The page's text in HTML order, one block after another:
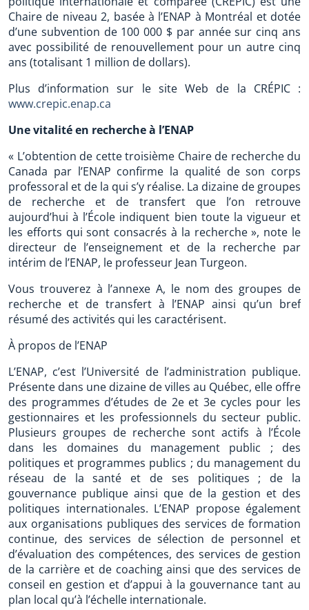
Chaire de niveau 2, basée à l’ENAP à Montréal et dotée
d’une subvention de 100 000 $ par année sur cinq ans
avec possibilité de renouvellement pour un autre cinq
ans (totalisant 1 million de dollars).
Plus d’information sur le site Web de la CRÉPIC :
www.crepic.enap.ca
Une vitalité en recherche à l’ENAP
« L’obtention de cette troisième Chaire de recherche du
Canada par l’ENAP confirme la qualité de son corps
professoral et de la qui s’y réalise. La dizaine de groupes
de recherche et de transfert que l’on retrouve
aujourd’hui à l’École indiquent bien toute la vigueur et
les efforts qui sont consacrés à la recherche », note le
directeur de l’enseignement et de la recherche par
intérim de l’ENAP, le professeur Jean Turgeon.
Vous trouverez à l’annexe A, le nom des groupes de
recherche et de transfert à l’ENAP ainsi qu’un bref
résumé des activités qui les caractérisent.
À propos de l’ENAP
L’ENAP, c’est l’Université de l’administration publique.
Présente dans une dizaine de villes au Québec, elle offre
des programmes d’études de 2e et 3e cycles pour les
gestionnaires et les professionnels du secteur public.
Plusieurs groupes de recherche sont actifs à l’École
dans les domaines du management public ; des
politiques et programmes publics ; du management du
réseau de la santé et de ses politiques ; de la
gouvernance publique ainsi que de la gestion et des
politiques internationales. L’ENAP propose également
aux organisations publiques des services de formation
continue, des services de sélection de personnel et
d’évaluation des compétences, des services de gestion
de la carrière et de coaching ainsi que des services de
conseil en gestion et d’appui à la gouvernance tant au
plan local qu’à l’échelle internationale.